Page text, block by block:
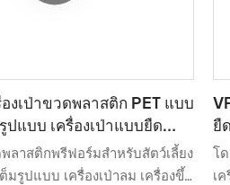
งเป่าขวดพลาสติก PET แบบ
ปแบบ เครื่องเป่าแบบยืด
ป เครื่องเป่าขึ้นรูป การผลิต
รื่องจักร
ลาสติกพรีฟอร์มสำหรับสัตว์เลี้ยง
รูปแบบ เครื่องเป่าลม เครื่องขึ้น
ยื
เ
รู
โ
เ